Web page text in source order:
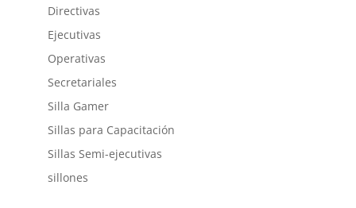
Directivas
Ejecutivas
Operativas
Secretariales
Silla Gamer
Sillas para Capacitación
Sillas Semi-ejecutivas
sillones